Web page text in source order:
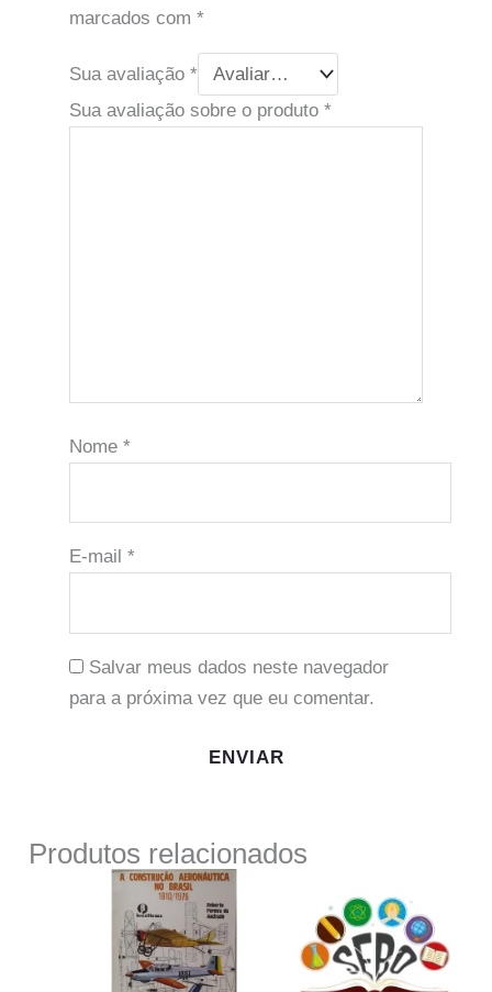
marcados com *
Sua avaliação *
Sua avaliação sobre o produto *
Nome *
E-mail *
Salvar meus dados neste navegador
para a próxima vez que eu comentar.
Produtos relacionados